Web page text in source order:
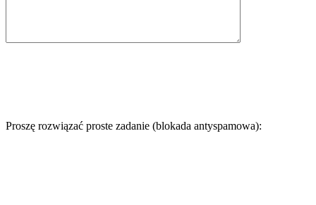
Proszę rozwiązać proste zadanie (blokada antyspamowa):